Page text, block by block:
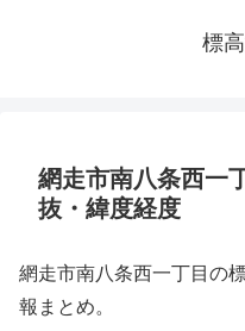
標
網走市南八条西一
抜・緯度経度
網走市南八条西一丁目の
報まとめ。